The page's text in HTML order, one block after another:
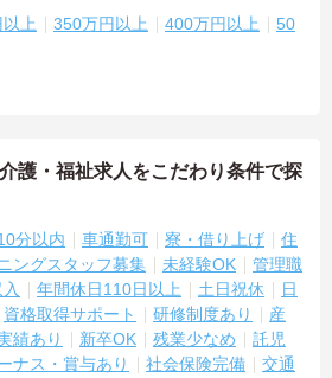
上 350万円以上 400万円以上
50
護・福祉求人をこだわり条件で探
分以内 車通勤可 寮・借り上げ
住
ングスタッフ募集 未経験OK
管理職
年間休日110日以上 土日祝休
日
資格取得サポート 研修制度あり
産
績あり
新卒OK 残業少なめ
託児
ナス・賞与あり 社会保険完備
交通